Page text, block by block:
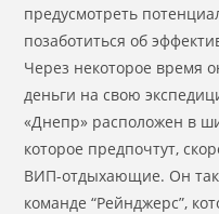
предусмотреть
позаботиться об
Через некоторое время
деньги на свою
«Днепр» расположен в
которое предпочтут,
ВИП-отдыхающие. Он
команде “Рейнджерс”,